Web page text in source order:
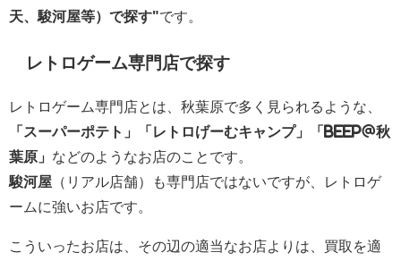
天、駿河屋等）で探す"です。
レトロゲーム専門店で探す
レトロゲーム専門店とは、秋葉原で多く見られるような、
「スーパーポテト」「レトロげーむキャンプ」「BEEP@秋
葉原」 などのようなお店のことです。
駿河屋 （リアル店舗）も専門店ではないですが、レトロゲ
ームに強いお店です。
こういったお店は、その辺の適当なお店よりは、買取を適